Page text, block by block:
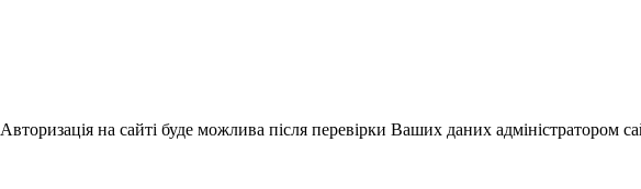
Авторизація на сайті буде можлива після перевірки Ваших даних адміністратором